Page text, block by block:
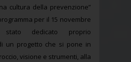
cultura della prevenzione”
per il 15 novembre
stato dedicato proprio
un progetto che si pone in
visione e strumenti, alla